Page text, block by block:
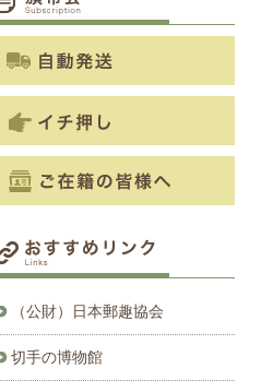
（公財）日本郵趣協会
切手の博物館